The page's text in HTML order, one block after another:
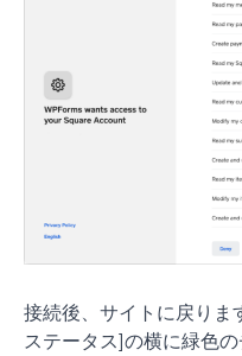
接続後、サイトに戻りま
ステータス]の横に緑色